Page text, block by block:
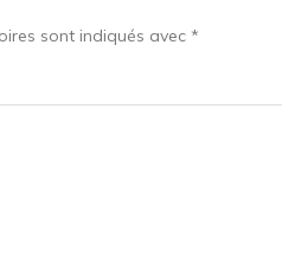
sont indiqués avec *